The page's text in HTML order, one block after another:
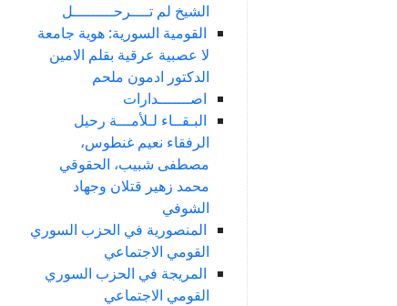
الشيخ لم تــــرحـــــــــل
القومية السورية: هوية جامعة
لا عصبية عرقية بقلم الامين
الدكتور ادمون ملحم
اصـــــــدارات
البـقــاء لـلأمـــة رحيل
الرفقاء نعيم غنطوس،
مصطفى شبيب، الحقوقي
محمد زهير قتلان وجهاد
الشوفي
المنصورية في الحزب السوري
القومي الاجتماعي
المريجة في الحزب السوري
القومي الاجتماعي